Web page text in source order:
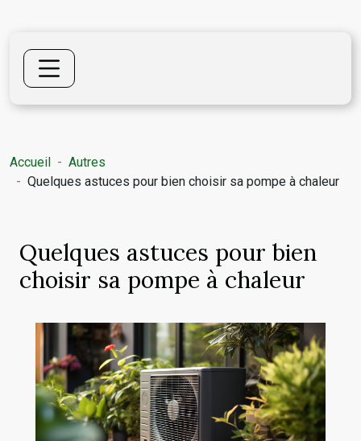
Accueil
Autres
Quelques astuces pour bien choisir sa pompe à chaleur
Quelques astuces pour bien
choisir sa pompe à chaleur